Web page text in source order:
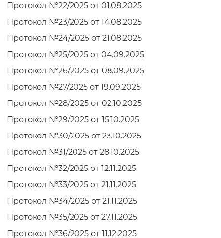
Протокол №22/2025 от 01.08.2025
Протокол №23/2025 от 14.08.2025
Протокол №24/2025 от 21.08.2025
Протокол №25/2025 от 04.09.2025
Протокол №26/2025 от 08.09.2025
Протокол №27/2025 от 19.09.2025
Протокол №28/2025 от 02.10.2025
Протокол №29/2025 от 15.10.2025
Протокол №30/2025 от 23.10.2025
Протокол №31/2025 от 28.10.2025
Протокол №32/2025 от 12.11.2025
Протокол №33/2025 от 21.11.2025
Протокол №34/2025 от 21.11.2025
Протокол №35/2025 от 27.11.2025
Протокол №36/2025 от 11.12.2025